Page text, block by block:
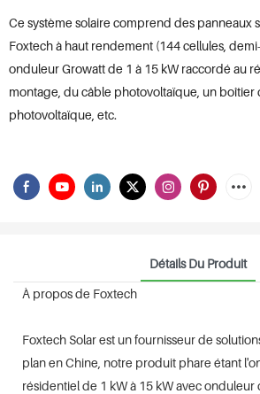
Ce système solaire comprend des panneaux
Foxtech à haut rendement (144 cellules,
onduleur Growatt de 1 à 15 kW raccordé au
montage, du câble photovoltaïque, un
photovoltaïque, etc.
Détails Du Produit
À propos de Foxtech
Foxtech Solar est un fournisseur de
plan en Chine, notre produit phare étant
résidentiel de 1 kW à 15 kW avec onduleur